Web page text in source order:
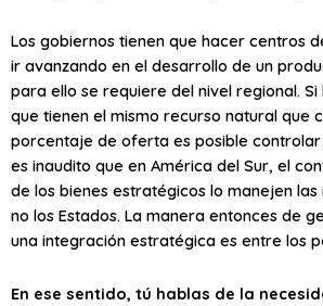
Los gobiernos tienen que hacer centros
ir avanzando en el desarrollo de un
para ello se requiere del nivel regional.
que tienen el mismo recurso natural que
porcentaje de oferta es posible
es inaudito que en América del Sur, el
de los bienes estratégicos lo manejen las
no los Estados. La manera entonces de
una integración estratégica es entre los
En ese sentido, tú hablas de la